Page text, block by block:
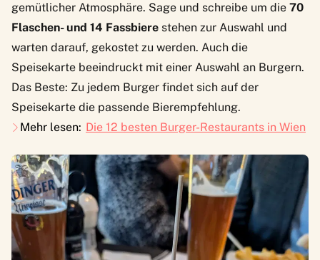
gemütlicher Atmosphäre. Sage und schreibe um die 70
Flaschen- und 14 Fassbiere stehen zur Auswahl und
warten darauf, gekostet zu werden. Auch die
Speisekarte beeindruckt mit einer Auswahl an Burgern.
Das Beste: Zu jedem Burger findet sich auf der
Speisekarte die passende Bierempfehlung.
Mehr lesen: Die 12 besten Burger-Restaurants in Wien